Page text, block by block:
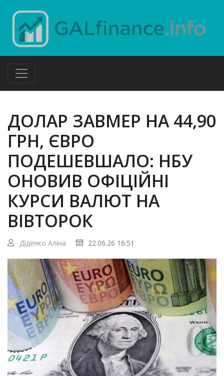
ДОЛАР ЗАВМЕР НА 44,90
ГРН, ЄВРО
ПОДЕШЕВШАЛО: НБУ
ОНОВИВ ОФІЦІЙНІ
КУРСИ ВАЛЮТ НА
ВІВТОРОК
Діденко Аліна 22.06.26 16:51